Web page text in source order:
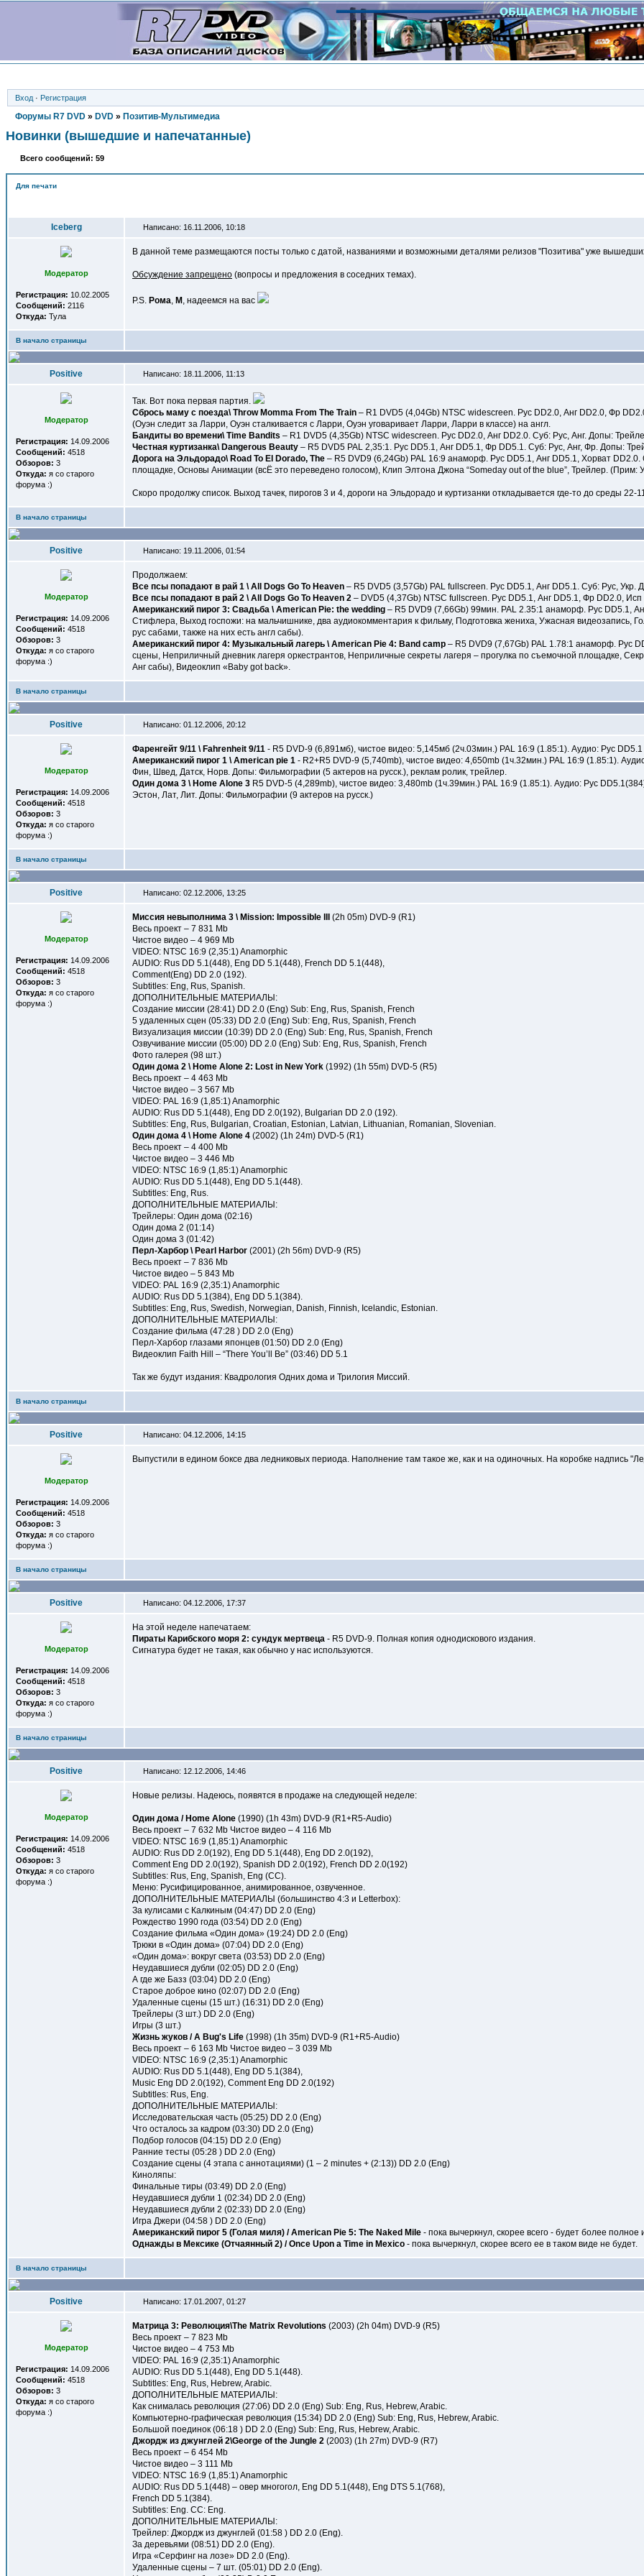
Вход · Регистрация
Форумы R7 DVD » DVD » Позитив-Мультимедиа
Новинки (вышедшие и напечатанные)
Всего сообщений: 59
Для печати
Iceberg Написано: 16.11.2006, 10:18
Модератор
Регистрация: 10.02.2005
Сообщений: 2116
Откуда: Тула
В данной теме размещаются посты только с датой, названиями и возможными деталями релизов "Позитива" уже
Обсуждение запрещено (вопросы и предложения в соседних темах).
P.S. Рома, М , надеемся на вас
В начало страницы
Positive Написано: 18.11.2006, 11:13
Модератор
Регистрация: 14.09.2006
Сообщений: 4518
Обзоров: 3
Откуда: я со старого
форума :)
Так. Вот пока первая партия.
Сбрось маму с поезда\ Throw Momma From The Train – R1 DVD5 (4,04Gb) NTSC widescreen. Рус DD2.0, Анг DD2.0, Фр
(Оуэн следит за Ларри, Оуэн сталкивается с Ларри, Оуэн уговаривает Ларри, Ларри в классе) на англ.
Бандиты во времени\ Time Bandits – R1 DVD5 (4,35Gb) NTSC widescreen. Рус DD2.0, Анг DD2.0. Суб: Рус, Анг. Допы:
Честная куртизанка\ Dangerous Beauty – R5 DVD5 PAL 2,35:1. Рус DD5.1, Анг DD5.1, Фр DD5.1. Суб: Рус, Анг, Фр. Допы:
Дорога на Эльдорадо\ Road To El Dorado, The – R5 DVD9 (6,24Gb) PAL 16:9 анаморф. Рус DD5.1, Анг DD5.1, Хорват
площадке, Основы Анимации (всЁ это переведено голосом), Клип Элтона Джона “Someday out of the blue”, Трейлер.
Скоро продолжу список. Выход тачек, пирогов 3 и 4, дороги на Эльдорадо и куртизанки откладывается где-то до среды 22-
В начало страницы
Positive Написано: 19.11.2006, 01:54
Модератор
Регистрация: 14.09.2006
Сообщений: 4518
Обзоров: 3
Откуда: я со старого
форума :)
Продолжаем:
Все псы попадают в рай 1 \ All Dogs Go To Heaven – R5 DVD5 (3,57Gb) PAL fullscreen. Рус DD5.1, Анг DD5.1. Суб: Рус,
Все псы попадают в рай 2 \ All Dogs Go To Heaven 2 – DVD5 (4,37Gb) NTSC fullscreen. Рус DD5.1, Анг DD5.1, Фр DD2.0,
Американский пирог 3: Свадьба \ American Pie: the wedding – R5 DVD9 (7,66Gb) 99мин. PAL 2.35:1 анаморф. Рус DD5.1,
Стифлера, Выход госпожи: на мальчишнике, два аудиокомментария к фильму, Подготовка жениха, Ужасная видеозапись,
рус сабами, также на них есть англ сабы).
Американский пирог 4: Музыкальный лагерь \ American Pie 4: Band camp – R5 DVD9 (7,67Gb) PAL 1.78:1 анаморф. Рус
сцены, Неприличный дневник лагеря оркестрантов, Неприличные секреты лагеря – прогулка по съемочной площадке,
Анг сабы), Видеоклип «Baby got back».
В начало страницы
Positive Написано: 01.12.2006, 20:12
Модератор
Регистрация: 14.09.2006
Сообщений: 4518
Обзоров: 3
Откуда: я со старого
форума :)
Фаренгейт 9/11 \ Fahrenheit 9/11 - R5 DVD-9 (6,891мб), чистое видео: 5,145мб (2ч.03мин.) PAL 16:9 (1.85:1). Аудио: Рус
Американский пирог 1 \ American pie 1 - R2+R5 DVD-9 (5,740mb), чистое видео: 4,650mb (1ч.32мин.) PAL 16:9 (1.85:1).
Фин, Швед, Датск, Норв. Допы: Фильмографии (5 актеров на русск.), реклам ролик, трейлер.
Один дома 3 \ Home Alone 3 R5 DVD-5 (4,289mb), чистое видео: 3,480mb (1ч.39мин.) PAL 16:9 (1.85:1). Аудио: Рус
Эстон, Лат, Лит. Допы: Фильмографии (9 актеров на русск.)
В начало страницы
Positive Написано: 02.12.2006, 13:25
Модератор
Регистрация: 14.09.2006
Сообщений: 4518
Обзоров: 3
Откуда: я со старого
форума :)
Миссия невыполнима 3 \ Mission: Impossible III
(2h 05m) DVD-9 (R1)
Весь проект – 7 831 Mb
Чистое видео – 4 969 Mb
VIDEO: NTSC 16:9 (2,35:1) Anamorphic
AUDIO: Rus DD 5.1(448), Eng DD 5.1(448), French DD 5.1(448),
Comment(Eng) DD 2.0 (192).
Subtitles: Eng, Rus, Spanish.
ДОПОЛНИТЕЛЬНЫЕ МАТЕРИАЛЫ:
Создание миссии (28:41) DD 2.0 (Eng) Sub: Eng, Rus, Spanish, French
5 удаленных сцен (05:33) DD 2.0 (Eng) Sub: Eng, Rus, Spanish, French
Визуализация миссии (10:39) DD 2.0 (Eng) Sub: Eng, Rus, Spanish, French
Озвучивание миссии (05:00) DD 2.0 (Eng) Sub: Eng, Rus, Spanish, French
Фото галерея (98 шт.)
Один дома 2 \ Home Alone 2: Lost in New York (1992) (1h 55m) DVD-5 (R5)
Весь проект – 4 463 Mb
Чистое видео – 3 567 Mb
VIDEO: PAL 16:9 (1,85:1) Anamorphic
AUDIO: Rus DD 5.1(448), Eng DD 2.0(192), Bulgarian DD 2.0 (192).
Subtitles: Eng, Rus, Bulgarian, Croatian, Estonian, Latvian, Lithuanian, Romanian, Slovenian.
Один дома 4 \ Home Alone 4 (2002) (1h 24m) DVD-5 (R1)
Весь проект – 4 400 Mb
Чистое видео – 3 446 Mb
VIDEO: NTSC 16:9 (1,85:1) Anamorphic
AUDIO: Rus DD 5.1(448), Eng DD 5.1(448).
Subtitles: Eng, Rus.
ДОПОЛНИТЕЛЬНЫЕ МАТЕРИАЛЫ:
Трейлеры: Один дома (02:16)
Один дома 2 (01:14)
Один дома 3 (01:42)
Перл-Харбор \ Pearl Harbor (2001) (2h 56m) DVD-9 (R5)
Весь проект – 7 836 Mb
Чистое видео – 5 843 Mb
VIDEO: PAL 16:9 (2,35:1) Anamorphic
AUDIO: Rus DD 5.1(384), Eng DD 5.1(384).
Subtitles: Eng, Rus, Swedish, Norwegian, Danish, Finnish, Icelandic, Estonian.
ДОПОЛНИТЕЛЬНЫЕ МАТЕРИАЛЫ:
Создание фильма (47:28 ) DD 2.0 (Eng)
Перл-Харбор глазами японцев (01:50) DD 2.0 (Eng)
Видеоклип Faith Hill – “There You’ll Be” (03:46) DD 5.1
Так же будут издания: Квадрология Одних дома и Трилогия Миссий.
В начало страницы
Positive Написано: 04.12.2006, 14:15
Модератор
Регистрация: 14.09.2006
Сообщений: 4518
Обзоров: 3
Откуда: я со старого
форума :)
Выпустили в едином боксе два ледниковых периода. Наполнение там такое же, как и на одиночных. На коробке надпись
В начало страницы
Positive Написано: 04.12.2006, 17:37
Модератор
Регистрация: 14.09.2006
Сообщений: 4518
Обзоров: 3
Откуда: я со старого
форума :)
На этой неделе напечатаем:
Пираты Карибского моря 2: сундук мертвеца - R5 DVD-9. Полная копия однодискового издания.
Сигнатура будет не такая, как обычно у нас используются.
В начало страницы
Positive Написано: 12.12.2006, 14:46
Модератор
Регистрация: 14.09.2006
Сообщений: 4518
Обзоров: 3
Откуда: я со старого
форума :)
Новые релизы. Надеюсь, появятся в продаже на следующей неделе:
Один дома / Home Alone (1990) (1h 43m) DVD-9 (R1+R5-Audio)
Весь проект – 7 632 Mb Чистое видео – 4 116 Mb
VIDEO: NTSC 16:9 (1,85:1) Anamorphic
AUDIO: Rus DD 2.0(192), Eng DD 5.1(448), Eng DD 2.0(192),
Comment Eng DD 2.0(192), Spanish DD 2.0(192), French DD 2.0(192)
Subtitles: Rus, Eng, Spanish, Eng (CC).
Меню: Русифицированное, анимированное, озвученное.
ДОПОЛНИТЕЛЬНЫЕ МАТЕРИАЛЫ (большинство 4:3 и Letterbox):
За кулисами с Калкиным (04:47) DD 2.0 (Eng)
Рождество 1990 года (03:54) DD 2.0 (Eng)
Создание фильма «Один дома» (19:24) DD 2.0 (Eng)
Трюки в «Один дома» (07:04) DD 2.0 (Eng)
«Один дома»: вокруг света (03:53) DD 2.0 (Eng)
Неудавшиеся дубли (02:05) DD 2.0 (Eng)
А где же Базз (03:04) DD 2.0 (Eng)
Старое доброе кино (02:07) DD 2.0 (Eng)
Удаленные сцены (15 шт.) (16:31) DD 2.0 (Eng)
Трейлеры (3 шт.) DD 2.0 (Eng)
Игры (3 шт.)
Жизнь жуков / A Bug's Life (1998) (1h 35m) DVD-9 (R1+R5-Audio)
Весь проект – 6 163 Mb Чистое видео – 3 039 Mb
VIDEO: NTSC 16:9 (2,35:1) Anamorphic
AUDIO: Rus DD 5.1(448), Eng DD 5.1(384),
Music Eng DD 2.0(192), Comment Eng DD 2.0(192)
Subtitles: Rus, Eng.
ДОПОЛНИТЕЛЬНЫЕ МАТЕРИАЛЫ:
Исследовательская часть (05:25) DD 2.0 (Eng)
Что осталось за кадром (03:30) DD 2.0 (Eng)
Подбор голосов (04:15) DD 2.0 (Eng)
Ранние тесты (05:28 ) DD 2.0 (Eng)
Создание сцены (4 этапа с аннотациями) (1 – 2 minutes + (2:13)) DD 2.0 (Eng)
Киноляпы:
Финальные тиры (03:49) DD 2.0 (Eng)
Неудавшиеся дубли 1 (02:34) DD 2.0 (Eng)
Неудавшиеся дубли 2 (02:33) DD 2.0 (Eng)
Игра Джери (04:58 ) DD 2.0 (Eng)
Американский пирог 5 (Голая миля) / American Pie 5: The Naked Mile - пока вычеркнул, скорее всего - будет более полное
Однажды в Мексике (Отчаянный 2) / Once Upon a Time in Mexico - пока вычеркнул, скорее всего ее в таком виде не будет.
В начало страницы
Positive Написано: 17.01.2007, 01:27
Модератор
Регистрация: 14.09.2006
Сообщений: 4518
Обзоров: 3
Откуда: я со старого
форума :)
Матрица 3: Революция\The Matrix Revolutions (2003) (2h 04m) DVD-9 (R5)
Весь проект – 7 823 Mb
Чистое видео – 4 753 Mb
VIDEO: PAL 16:9 (2,35:1) Anamorphic
AUDIO: Rus DD 5.1(448), Eng DD 5.1(448).
Subtitles: Eng, Rus, Hebrew, Arabic.
ДОПОЛНИТЕЛЬНЫЕ МАТЕРИАЛЫ:
Как снималась революция (27:06) DD 2.0 (Eng) Sub: Eng, Rus, Hebrew, Arabic.
Компьютерно-графическая революция (15:34) DD 2.0 (Eng) Sub: Eng, Rus, Hebrew, Arabic.
Большой поединок (06:18 ) DD 2.0 (Eng) Sub: Eng, Rus, Hebrew, Arabic.
Джордж из джунглей 2\George of the Jungle 2 (2003) (1h 27m) DVD-9 (R7)
Весь проект – 6 454 Mb
Чистое видео – 3 111 Mb
VIDEO: NTSC 16:9 (1,85:1) Anamorphic
AUDIO: Rus DD 5.1(448) – овер многогол, Eng DD 5.1(448), Eng DTS 5.1(768),
French DD 5.1(384).
Subtitles: Eng. CC: Eng.
ДОПОЛНИТЕЛЬНЫЕ МАТЕРИАЛЫ:
Трейлер: Джордж из джунглей (01:58 ) DD 2.0 (Eng).
За деревьями (08:51) DD 2.0 (Eng).
Игра «Серфинг на лозе» DD 2.0 (Eng).
Удаленные сцены – 7 шт. (05:01) DD 2.0 (Eng).